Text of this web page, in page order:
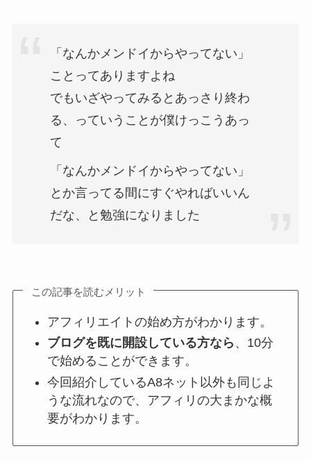
「なんかメンドイからやってない」
ことってありますよね
でもいざやってみるとあっさり終わ
る、っていうことが僕けっこうあっ
て
「なんかメンドイからやってない」
とか言ってる間にすぐやればいいん
だな、と勉強になりました
この記事を読むメリット
アフィリエイトの始め方がわかります。
ブログを既に開設している方なら 、10分
で始めることができます。
今回紹介しているA8ネット以外も同じよ
うな流れなので、アフィリの大まかな概
要がわかります。